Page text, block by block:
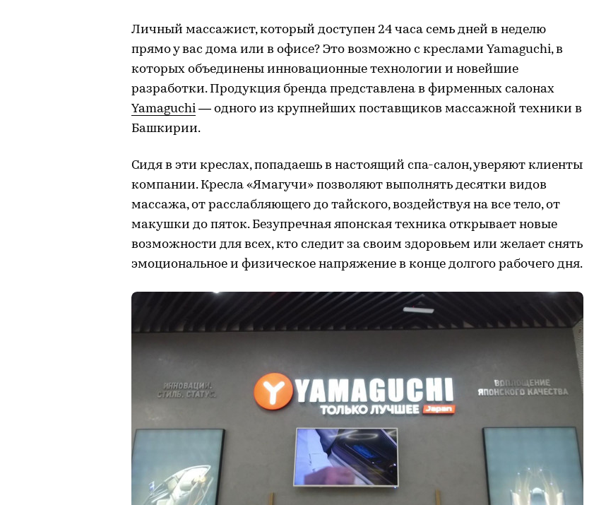
Личный массажист, который доступен 24 часа семь дней в неделю
прямо у вас дома или в офисе? Это возможно с креслами Yamaguchi, в
которых объединены инновационные технологии и новейшие
разработки. Продукция бренда представлена в фирменных салонах
Yamaguchi — одного из крупнейших поставщиков массажной техники в
Башкирии.
Сидя в эти креслах, попадаешь в настоящий спа-салон, уверяют клиенты
компании. Кресла «Ямагучи» позволяют выполнять десятки видов
массажа, от расслабляющего до тайского, воздействуя на все тело, от
макушки до пяток. Безупречная японская техника открывает новые
возможности для всех, кто следит за своим здоровьем или желает снять
эмоциональное и физическое напряжение в конце долгого рабочего дня.